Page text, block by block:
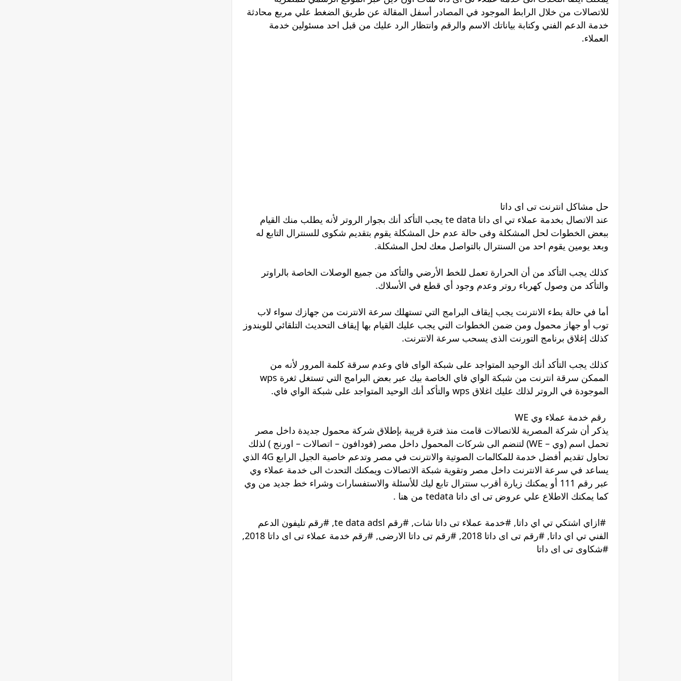
للاتصالات من خلال الرابط الموجود في المصادر أسفل المقالة عن طريق الضغط علي مربع محادثة
خدمة الدعم الفني وكتابة بياناتك الاسم والرقم وانتظار الرد عليك من قبل احد مسئولين خدمة
العملاء.
حل مشاكل انترنت تى اى داتا
عند الاتصال بخدمة عملاء تي اى داتا te data يجب التأكد أنك بجوار الروتر لأنه يطلب منك القيام
ببعض الخطوات لحل المشكلة وفى حالة عدم حل المشكلة يقوم بتقديم شكوى للسنترال التابع له
وبعد يومين يقوم احد من السنترال بالتواصل معك لحل المشكلة.
كذلك يجب التأكد من أن الحرارة تعمل للخط الأرضي والتأكد من جميع الوصلات الخاصة بالراوتر
والتأكد من وصول كهرباء روتر وعدم وجود أي قطع في الأسلاك.
أما في حالة بطء الانترنت يجب إيقاف البرامج التي تستهلك سرعة الانترنت من جهازك سواء لاب
توب أو جهاز محمول ومن ضمن الخطوات التي يجب عليك القيام بها إيقاف التحديث التلقائي للويندوز
كذلك إغلاق برنامج التورنت الذى يسحب سرعة الانترنت.
كذلك يجب التأكد أنك الوحيد المتواجد على شبكة الواى فاي وعدم سرقة كلمة المرور لأنه من
الممكن سرقة انترنت من شبكة الواي فاي الخاصة بيك عبر بعض البرامج التي تستغل ثغرة wps
الموجودة في الروتر لذلك عليك اغلاق wps والتأكد أنك الوحيد المتواجد على شبكة الواي فاي.
رقم خدمة عملاء وي WE
يذكر أن شركة المصرية للاتصالات قامت منذ فترة قريبة بإطلاق شركة محمول جديدة داخل مصر
تحمل اسم (وي – WE) لتنضم الى شركات المحمول داخل مصر (فودافون – اتصالات – اورنج ) لذلك
تحاول تقديم أفضل خدمة للمكالمات الصوتية والانترنت في مصر وتدعم خاصية الجيل الرابع 4G الذي
يساعد في سرعة الانترنت داخل مصر وتقوية شبكة الاتصالات ويمكنك التحدث الى خدمة عملاء وي
عبر رقم 111 أو يمكنك زيارة أقرب سنترال تابع ليك للأسئلة والاستفسارات وشراء خط جديد من وي
كما يمكنك الاطلاع علي عروض تى اى داتا tedata من هنا .
#ازاي اشتكي تي اي داتا, #خدمة عملاء تى داتا شات, #رقم te data adsl, #رقم تليفون الدعم
الفني تي اي داتا, #رقم تى اى داتا 2018, #رقم تى داتا الارضى, #رقم خدمة عملاء تى اى داتا 2018,
#شكاوى تى اى داتا